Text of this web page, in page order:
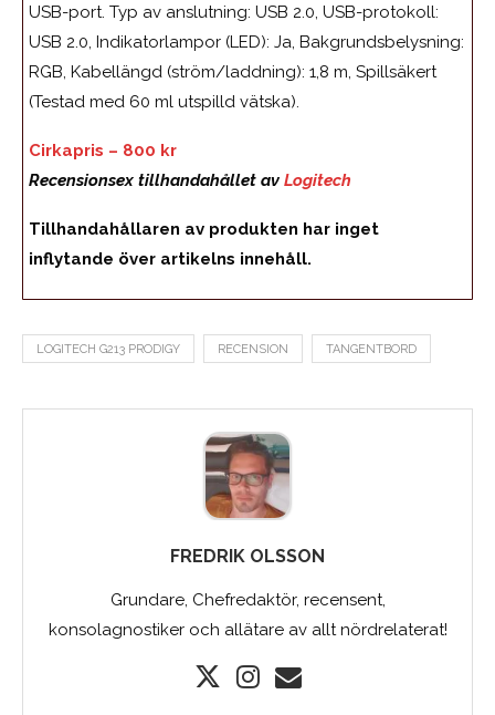
USB-port. Typ av anslutning: USB 2.0, USB-protokoll:
USB 2.0, Indikatorlampor (LED): Ja, Bakgrundsbelysning:
RGB, Kabellängd (ström/laddning): 1,8 m, Spillsäkert
(Testad med 60 ml utspilld vätska).
Cirkapris – 800 kr
Recensionsex tillhandahållet av Logitech
Tillhandahållaren av produkten har inget
inflytande över artikelns innehåll.
LOGITECH G213 PRODIGY RECENSION TANGENTBORD
FREDRIK OLSSON
Grundare, Chefredaktör, recensent,
konsolagnostiker och allätare av allt nördrelaterat!